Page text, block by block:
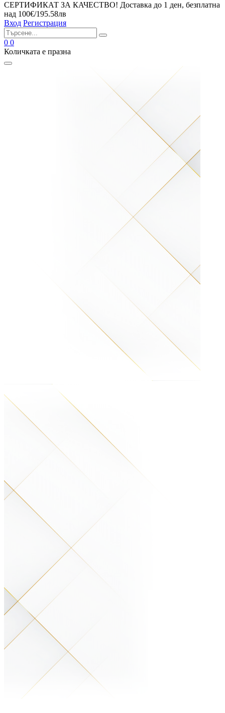
СЕРТИФИКАТ ЗА КАЧЕСТВО! Доставка до 1 ден, безплатна
над 100€/195.58лв
Вход Регистрация
0 0
Количката е празна